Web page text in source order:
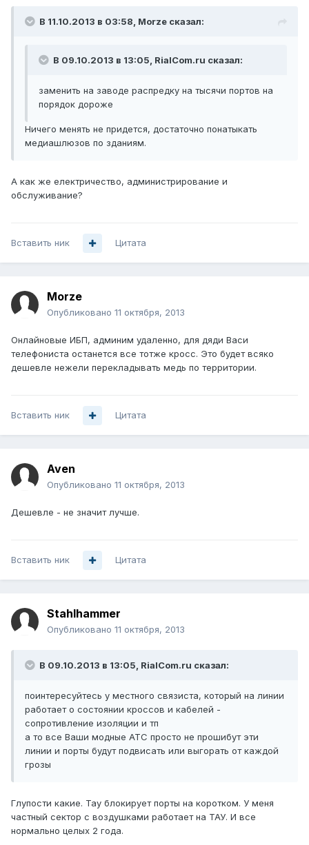
В 11.10.2013 в 03:58, Morze сказал:
В 09.10.2013 в 13:05, RialCom.ru сказал:
заменить на заводе распредку на тысячи портов на
порядок дороже
Ничего менять не придется, достаточно понатыкать
медиашлюзов по зданиям.
А как же електричество, администрирование и
обслуживание?
Вставить ник Цитата
Morze
Опубликовано 11 октября, 2013
Онлайновые ИБП, админим удаленно, для дяди Васи
телефониста останется все тотже кросс. Это будет всяко
дешевле нежели перекладывать медь по территории.
Вставить ник Цитата
Aven
Опубликовано 11 октября, 2013
Дешевле - не значит лучше.
Вставить ник Цитата
Stahlhammer
Опубликовано 11 октября, 2013
В 09.10.2013 в 13:05, RialCom.ru сказал:
поинтересуйтесь у местного связиста, который на линии
работает о состоянии кроссов и кабелей -
сопротивление изоляции и тп
а то все Ваши модные АТС просто не прошибут эти
линии и порты будут подвисать или выгорать от каждой
грозы
Глупости какие. Тау блокирует порты на коротком. У меня
частный сектор с воздушками работает на ТАУ. И все
нормально целых 2 года.